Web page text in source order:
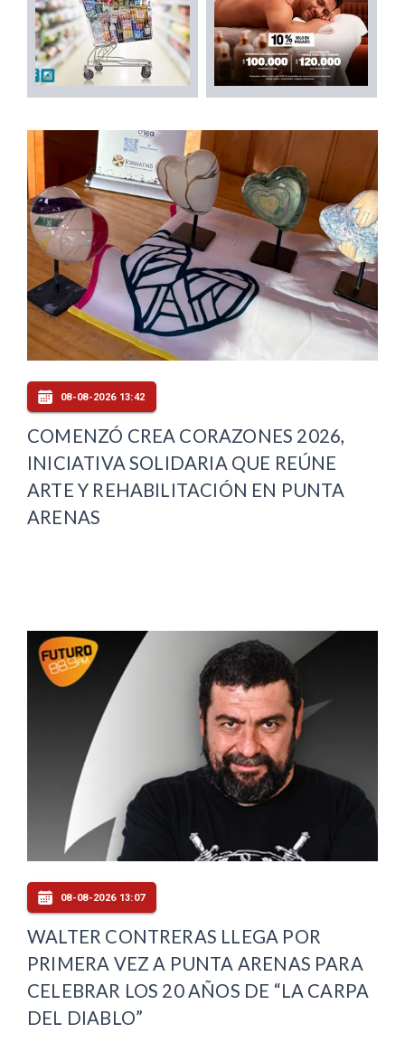
08-08-2026 13:42
COMENZÓ CREA CORAZONES 2026,
INICIATIVA SOLIDARIA QUE REÚNE
ARTE Y REHABILITACIÓN EN PUNTA
ARENAS
08-08-2026 13:07
WALTER CONTRERAS LLEGA POR
PRIMERA VEZ A PUNTA ARENAS PARA
CELEBRAR LOS 20 AÑOS DE “LA CARPA
DEL DIABLO”